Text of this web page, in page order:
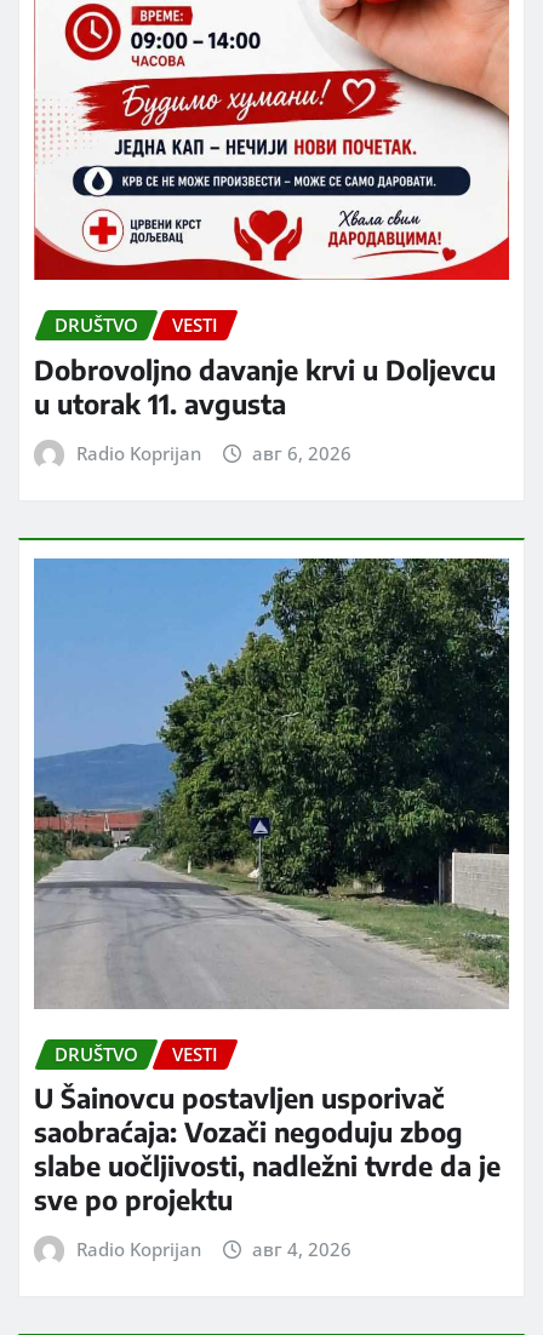
DRUŠTVO VESTI
Dobrovoljno davanje krvi u Doljevcu
u utorak 11. avgusta
Radio Koprijan авг 6, 2026
DRUŠTVO VESTI
U Šainovcu postavljen usporivač
saobraćaja: Vozači negoduju zbog
slabe uočljivosti, nadležni tvrde da je
sve po projektu
Radio Koprijan авг 4, 2026